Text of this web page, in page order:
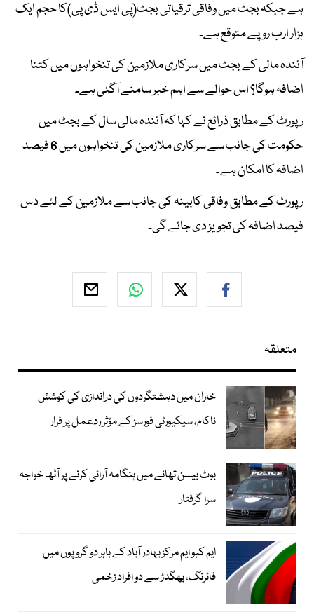
ہے جبکہ بجٹ میں وفاقی ترقیاتی بجٹ(پی ایس ڈی پی)کا حجم ایک
ہزار ارب روپے متوقع ہے۔
آئندہ مالی کے بجٹ میں سرکاری ملازمین کی تنخواہوں میں کتنا
اضافہ ہوگا؟ اس حوالے سے اہم خبر سامنے آگئی ہے۔
رپورٹ کے مطابق ذرائع نے کہا کہ آئندہ مالی سال کے بجٹ میں
حکومت کی جانب سے سرکاری ملازمین کی تنخواہوں میں 6 فیصد
اضافہ کا امکان ہے۔
رپورٹ کے مطابق وفاقی کابینہ کی جانب سے ملازمین کے لئے دس
فیصد اضافہ کی تجویز دی جائے گی۔
متعلقہ
خاران میں دہشتگردوں کی دراندازی کی کوشش
ناکام، سیکیورٹی فورسز کے مؤثر ردعمل پر فرار
بوٹ بیسن تھانے میں ہنگامہ آرائی کرنے پر آٹھ خواجہ
سرا گرفتار
ایم کیو ایم مرکز بہادر آباد کے باہر دو گروپوں میں
فائرنگ، بھگدڑ سے دو افراد زخمی